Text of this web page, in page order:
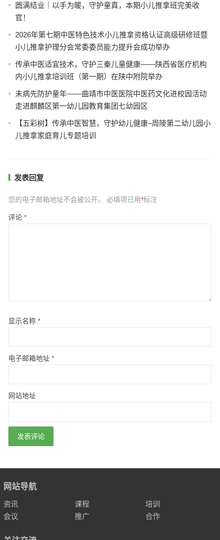
圆满结业｜以手为暖，守护童真，本期小儿推拿班完美收
官！
2026年第七期中医特色技术小儿推拿资格认证高级研修班暨
小儿推拿护理分会常委委员能力提升会成功举办
传承中医适宜技术，守护三秦儿童健康——陕西省医疗机构
内小儿推拿培训班（第一期）在陕中附院举办
未病先防护童年——曲靖市中医医院中医药文化进校园活动
走进麒麟区第一幼儿园教育集团七幼园区
【五彩树】传承中医智慧，守护幼儿健康–周陵第二幼儿园小
儿推拿家庭育儿专题培训
发表回复
您的电子邮箱地址不会被公开。 必填项已用*标注
评论 *
显示名称 *
电子邮箱地址 *
网站地址
网站导航
资讯 课程
培训
会议
推广 合作